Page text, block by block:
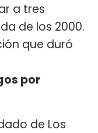
a tres
de los 2000.
que duró
por
de Los